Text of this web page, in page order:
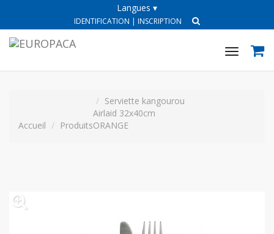
Langues ▾
IDENTIFICATION | INSCRIPTION
Toggle
Accueil Produits
Serviette kangourou
Airlaid 32x40cm
ORANGE